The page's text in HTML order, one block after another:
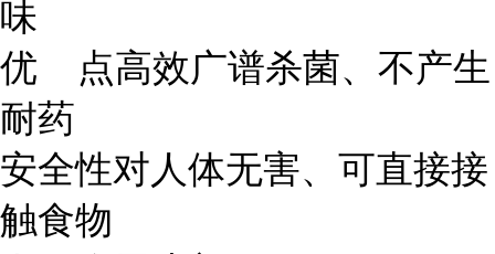
味
优 点高效广谱杀菌、不产生
耐药
安全性对人体无害、可直接接
触食物